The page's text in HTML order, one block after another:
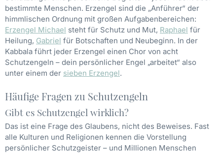
bestimmte Menschen. Erzengel sind die „Anführer“ der
himmlischen Ordnung mit großen Aufgabenbereichen:
Erzengel Michael steht für Schutz und Mut, Raphael für
Heilung, Gabriel für Botschaften und Neubeginn. In der
Kabbala führt jeder Erzengel einen Chor von acht
Schutzengeln – dein persönlicher Engel „arbeitet“ also
unter einem der sieben Erzengel.
Häufige Fragen zu Schutzengeln
Gibt es Schutzengel wirklich?
Das ist eine Frage des Glaubens, nicht des Beweises. Fast
alle Kulturen und Religionen kennen die Vorstellung
persönlicher Schutzgeister – und Millionen Menschen